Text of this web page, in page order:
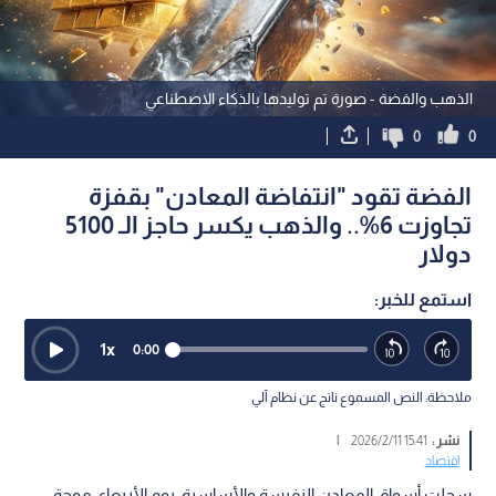
الذهب والفضة - صورة تم توليدها بالذكاء الاصطناعي
0
0
الفضة تقود "انتفاضة المعادن" بقفزة
تجاوزت 6%.. والذهب يكسر حاجز الـ 5100
دولار
استمع للخبر:
0:00
1x
ملاحظة: النص المسموع ناتج عن نظام آلي
نشر : 15:41 2026/2/11
|
اقتصاد